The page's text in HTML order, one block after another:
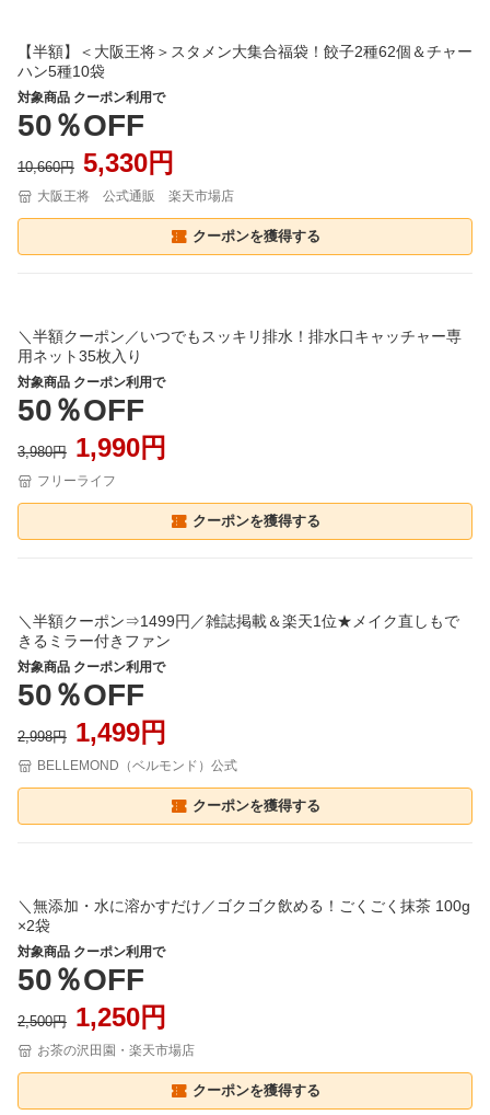
【半額】＜大阪王将＞スタメン大集合福袋！餃子2種62個＆チャー
ハン5種10袋
対象商品 クーポン利用で
50％OFF
10,660円 5,330円
大阪王将 公式通販 楽天市場店
クーポンを獲得する
＼半額クーポン／いつでもスッキリ排水！排水口キャッチャー専
用ネット35枚入り
対象商品 クーポン利用で
50％OFF
3,980円 1,990円
フリーライフ
クーポンを獲得する
＼半額クーポン⇒1499円／雑誌掲載＆楽天1位★メイク直しもで
きるミラー付きファン
対象商品 クーポン利用で
50％OFF
2,998円 1,499円
BELLEMOND（ベルモンド）公式
クーポンを獲得する
＼無添加・水に溶かすだけ／ゴクゴク飲める！ごくごく抹茶 100g
×2袋
対象商品 クーポン利用で
50％OFF
2,500円 1,250円
お茶の沢田園・楽天市場店
クーポンを獲得する